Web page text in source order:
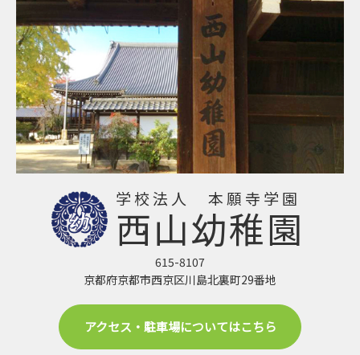
学校法人 本願寺学園
西山幼稚園
615-8107
京都府京都市西京区川島北裏町29番地
アクセス・駐車場についてはこちら